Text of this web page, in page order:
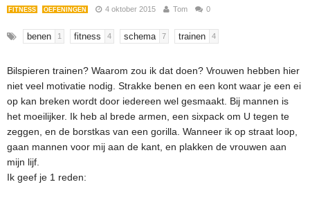
FITNESS OEFENINGEN 4 oktober 2015 Tom 0
benen 1 fitness 4 schema 7 trainen 4
Bilspieren trainen? Waarom zou ik dat doen? Vrouwen hebben hier
niet veel motivatie nodig. Strakke benen en een kont waar je een ei
op kan breken wordt door iedereen wel gesmaakt. Bij mannen is
het moeilijker. Ik heb al brede armen, een sixpack om U tegen te
zeggen, en de borstkas van een gorilla. Wanneer ik op straat loop,
gaan mannen voor mij aan de kant, en plakken de vrouwen aan
mijn lijf.
Ik geef je 1 reden: